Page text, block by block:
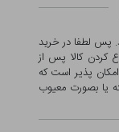
پس لطفا در خرید
کردن کالا پس از
پذیر است که
یا بصورت معيوب